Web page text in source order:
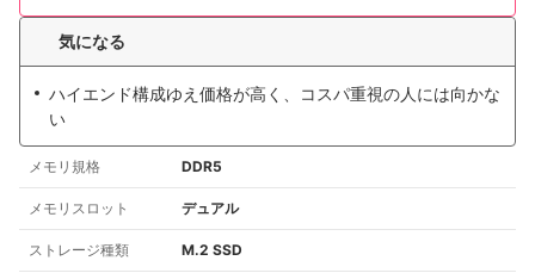
気になる
ハイエンド構成ゆえ価格が高く、コスパ重視の人には向かな
い
メモリ規格 DDR5
メモリスロット デュアル
ストレージ種類 M.2 SSD